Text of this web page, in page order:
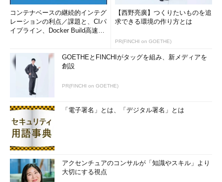
コンテナベースの継続的インテグ
レーションの利点／課題と、CIパ
イプライン、Docker Build高速化
【西野亮廣】つくりたいものを追
求できる環境の作り方とは
PR(FINCHI on GOETHE)
GOETHEとFINCHIがタッグを組み、新メディアを
創設
PR(FINCHI on GOETHE)
「電子署名」とは、「デジタル署名」とは
アクセンチュアのコンサルが「知識やスキル」より
大切にする視点